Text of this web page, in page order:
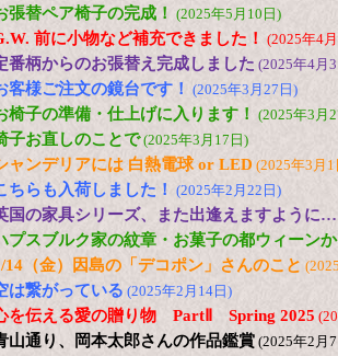
張替ペア椅子の完成！ (2025年5月10日)
前に小物など補充できました！ (2025年4
番柄からのお張替え完成しました (2025年4月
客様ご注文の鏡台です！ (2025年3月27日)
椅子の準備・仕上げに入ります！ (2025年3月
子お直しのことで(2025年3月17日)
ャンデリアには 白熱電球 or LED (2025年3月1
ちらも入荷しました！ (2025年2月22日)
国の家具シリーズ、また出逢えますように…
プスブルク家の紋章・お菓子の都ウィーン
14（金）因島の「デコポン」さんのこと
は繋がっている (2025年2月14日)
を伝える愛の贈り物 PartⅡ Spring 2025
山通り、岡本太郎さんの作品鑑賞 (2025年2月